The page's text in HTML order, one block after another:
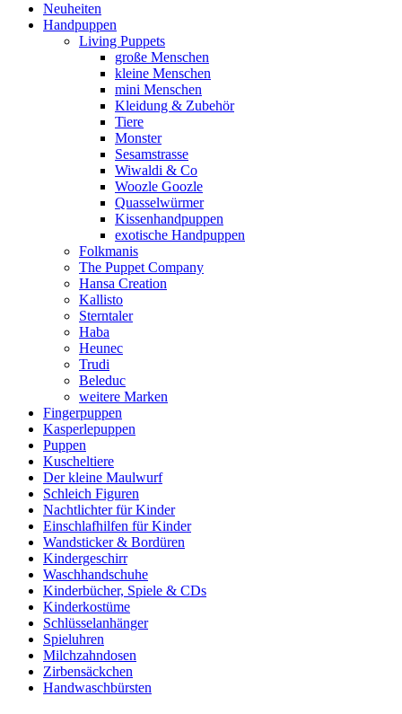
Neuheiten
Handpuppen
Living Puppets
große Menschen
kleine Menschen
mini Menschen
Kleidung & Zubehör
Tiere
Monster
Sesamstrasse
Wiwaldi & Co
Woozle Goozle
Quasselwürmer
Kissenhandpuppen
exotische Handpuppen
Folkmanis
The Puppet Company
Hansa Creation
Kallisto
Sterntaler
Haba
Heunec
Trudi
Beleduc
weitere Marken
Fingerpuppen
Kasperlepuppen
Puppen
Kuscheltiere
Der kleine Maulwurf
Schleich Figuren
Nachtlichter für Kinder
Einschlafhilfen für Kinder
Wandsticker & Bordüren
Kindergeschirr
Waschhandschuhe
Kinderbücher, Spiele & CDs
Kinderkostüme
Schlüsselanhänger
Spieluhren
Milchzahndosen
Zirbensäckchen
Handwaschbürsten